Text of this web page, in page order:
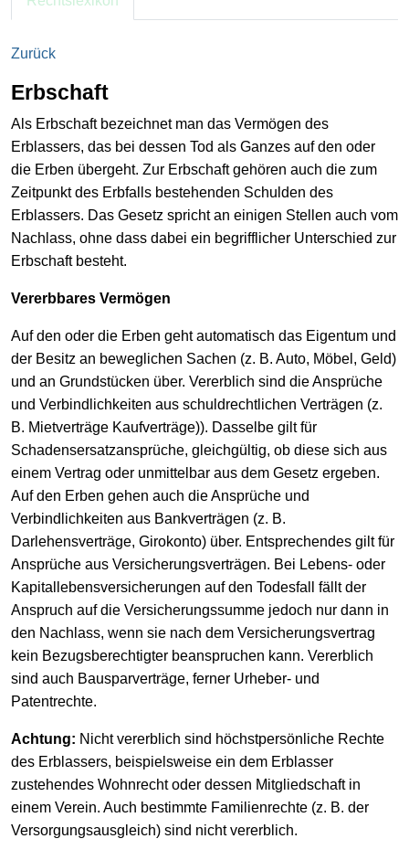
Zurück
Erbschaft
Als Erbschaft bezeichnet man das Vermögen des
Erblassers, das bei dessen Tod als Ganzes auf den oder
die Erben übergeht. Zur Erbschaft gehören auch die zum
Zeitpunkt des Erbfalls bestehenden Schulden des
Erblassers. Das Gesetz spricht an einigen Stellen auch vom
Nachlass, ohne dass dabei ein begrifflicher Unterschied zur
Erbschaft besteht.
Vererbbares Vermögen
Auf den oder die Erben geht automatisch das Eigentum und
der Besitz an beweglichen Sachen (z. B. Auto, Möbel, Geld)
und an Grundstücken über. Vererblich sind die Ansprüche
und Verbindlichkeiten aus schuldrechtlichen Verträgen (z.
B. Mietverträge Kaufverträge)). Dasselbe gilt für
Schadensersatzansprüche, gleichgültig, ob diese sich aus
einem Vertrag oder unmittelbar aus dem Gesetz ergeben.
Auf den Erben gehen auch die Ansprüche und
Verbindlichkeiten aus Bankverträgen (z. B.
Darlehensverträge, Girokonto) über. Entsprechendes gilt für
Ansprüche aus Versicherungsverträgen. Bei Lebens- oder
Kapitallebensversicherungen auf den Todesfall fällt der
Anspruch auf die Versicherungssumme jedoch nur dann in
den Nachlass, wenn sie nach dem Versicherungsvertrag
kein Bezugsberechtigter beanspruchen kann. Vererblich
sind auch Bausparverträge, ferner Urheber- und
Patentrechte.
Achtung: Nicht vererblich sind höchstpersönliche Rechte
des Erblassers, beispielsweise ein dem Erblasser
zustehendes Wohnrecht oder dessen Mitgliedschaft in
einem Verein. Auch bestimmte Familienrechte (z. B. der
Versorgungsausgleich) sind nicht vererblich.